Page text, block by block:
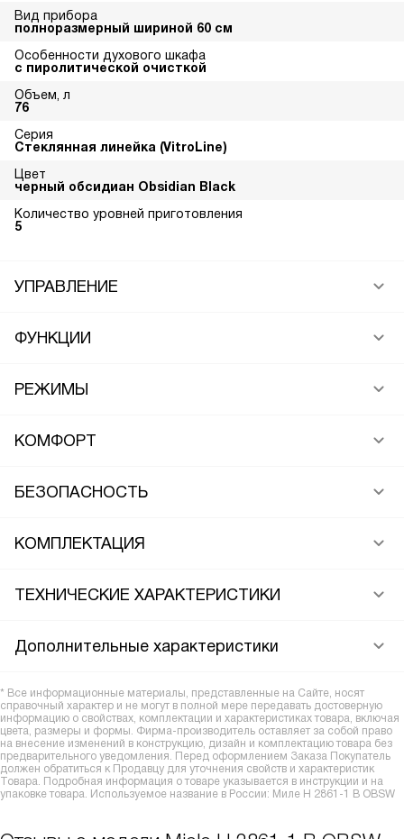
Вид прибора
полноразмерный шириной 60 см
Особенности духового шкафа
с пиролитической очисткой
Объем, л
76
Серия
Стеклянная линейка (VitroLine)
Цвет
черный обсидиан Obsidian Black
Количество уровней приготовления
5
УПРАВЛЕНИЕ
ФУНКЦИИ
РЕЖИМЫ
КОМФОРТ
БЕЗОПАСНОСТЬ
КОМПЛЕКТАЦИЯ
ТЕХНИЧЕСКИЕ ХАРАКТЕРИСТИКИ
Дополнительные характеристики
* Все информационные материалы, представленные на Сайте, носят
справочный характер и не могут в полной мере передавать достоверную
информацию о свойствах, комплектации и характеристиках товара, включая
цвета, размеры и формы. Фирма-производитель оставляет за собой право
на внесение изменений в конструкцию, дизайн и комплектацию товара без
предварительного уведомления. Перед оформлением Заказа Покупатель
должен обратиться к Продавцу для уточнения свойств и характеристик
Товара. Подробная информация о товаре указывается в инструкции и на
упаковке товара. Используемое название в России: Миле H 2861-1 B OBSW